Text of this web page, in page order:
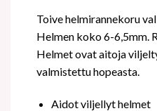
Toive helmirannekoru
Helmen koko 6-6,5mm.
Helmet ovat aitoja
valmistettu hopeasta.
Aidot viljellyt helmet